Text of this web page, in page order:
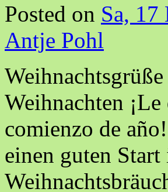
Posted on Sa, 17
Antje Pohl
Weihnachten
comienzo de
einen guten